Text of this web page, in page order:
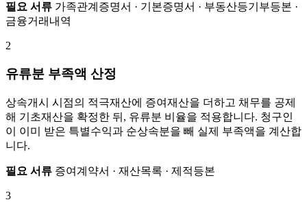
필요 서류 가족관계증명서 · 기본증명서 · 부동산등기부등본 ·
금융거래내역
2
유류분 부족액 산정
상속개시 시점의 적극재산에 증여재산을 더하고 채무를 공제
해 기초재산을 확정한 뒤, 유류분 비율을 적용합니다. 청구인
이 이미 받은 특별수익과 순상속분을 빼 실제 부족액을 계산합
니다.
필요 서류 증여계약서 · 재산목록 · 제적등본
3